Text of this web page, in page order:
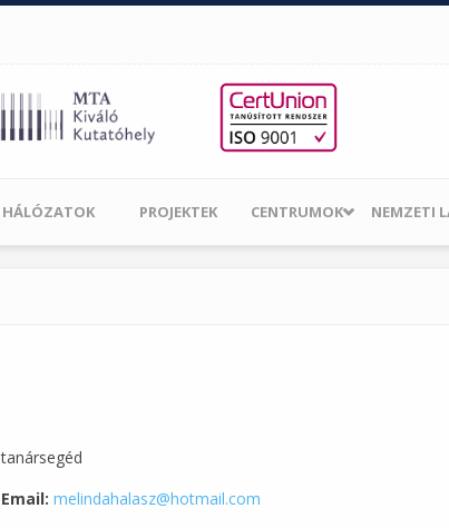
HÁLÓZATOK PROJEKTEK CENTRUMOK NEMZETI
tanársegéd
Email: melindahalasz@hotmail.com